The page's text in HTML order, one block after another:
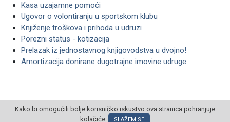
Kasa uzajamne pomoći
Ugovor o volontiranju u sportskom klubu
Knjiženje troškova i prihoda u udruzi
Porezni status - kotizacija
Prelazak iz jednostavnog knjigovodstva u dvojno!
Amortizacija donirane dugotrajne imovine udruge
© POSLOVNI OBLAK Sva prava pridržana
Kako bi omogućili bolje korisničko iskustvo ova stranica pohranjuje
kolačiće.
SLAŽEM SE